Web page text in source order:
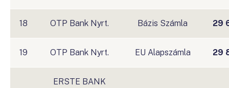
18 OTP Bank Nyrt. Bázis Számla 29
19 OTP Bank Nyrt. EU Alapszámla 29
ERSTE BANK